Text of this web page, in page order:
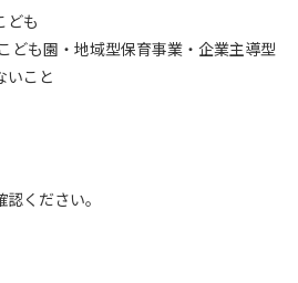
ども
ども園・地域型保育事業・企業主導型
いこと
ください。